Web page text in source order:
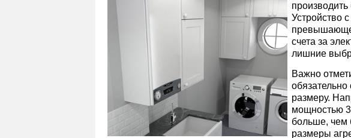
Устройство
счета за
лишние
Важно
обязательно
размеру.
мощностью
больше, чем
размеры